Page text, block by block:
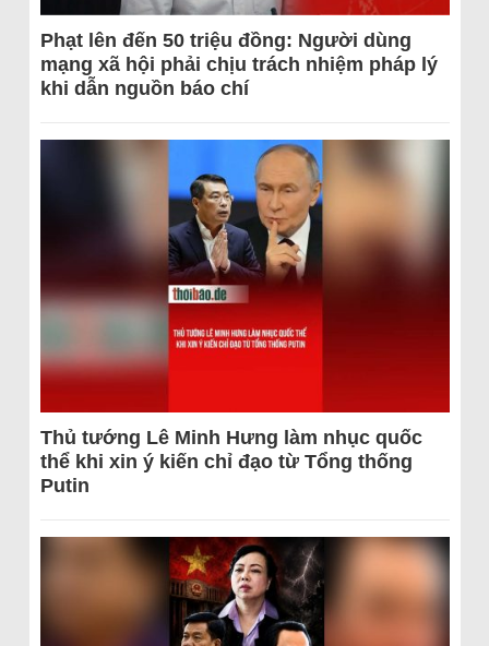
Phạt lên đến 50 triệu đồng: Người dùng
mạng xã hội phải chịu trách nhiệm pháp lý
khi dẫn nguồn báo chí
Thủ tướng Lê Minh Hưng làm nhục quốc
thể khi xin ý kiến chỉ đạo từ Tổng thống
Putin